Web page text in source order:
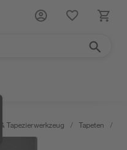
Tapezierwerkzeug / Tapeten /